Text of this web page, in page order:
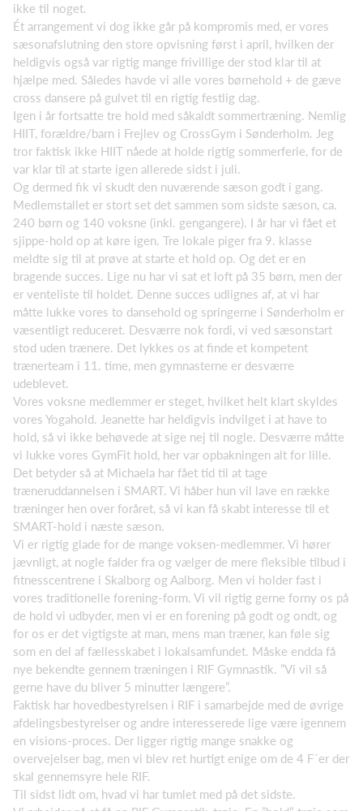
ikke til noget.
Ét arrangement vi dog ikke går på kompromis med, er vores
sæsonafslutning den store opvisning først i april, hvilken der
heldigvis også var rigtig mange frivillige der stod klar til at
hjælpe med. Således havde vi alle vores børnehold + de gæve
cross dansere på gulvet til en rigtig festlig dag.
Igen i år fortsatte tre hold med såkaldt sommertræning. Nemlig
HIIT, forældre/barn i Frejlev og CrossGym i Sønderholm. Jeg
tror faktisk ikke HIIT nåede at holde rigtig sommerferie, for de
var klar til at starte igen allerede sidst i juli.
Og dermed fik vi skudt den nuværende sæson godt i gang.
Medlemstallet er stort set det sammen som sidste sæson, ca.
240 børn og 140 voksne (inkl. gengangere). I år har vi fået et
sjippe-hold op at køre igen. Tre lokale piger fra 9. klasse
meldte sig til at prøve at starte et hold op. Og det er en
bragende succes. Lige nu har vi sat et loft på 35 børn, men der
er venteliste til holdet. Denne succes udlignes af, at vi har
måtte lukke vores to dansehold og springerne i Sønderholm er
væsentligt reduceret. Desværre nok fordi, vi ved sæsonstart
stod uden trænere. Det lykkes os at finde et kompetent
trænerteam i 11. time, men gymnasterne er desværre
udeblevet.
Vores voksne medlemmer er steget, hvilket helt klart skyldes
vores Yogahold. Jeanette har heldigvis indvilget i at have to
hold, så vi ikke behøvede at sige nej til nogle. Desværre måtte
vi lukke vores GymFit hold, her var opbakningen alt for lille.
Det betyder så at Michaela har fået tid til at tage
træneruddannelsen i SMART. Vi håber hun vil lave en række
træninger hen over foråret, så vi kan få skabt interesse til et
SMART-hold i næste sæson.
Vi er rigtig glade for de mange voksen-medlemmer. Vi hører
jævnligt, at nogle falder fra og vælger de mere fleksible tilbud i
fitnesscentrene i Skalborg og Aalborg. Men vi holder fast i
vores traditionelle forening-form. Vi vil rigtig gerne forny os på
de hold vi udbyder, men vi er en forening på godt og ondt, og
for os er det vigtigste at man, mens man træner, kan føle sig
som en del af fællesskabet i lokalsamfundet. Måske endda få
nye bekendte gennem træningen i RIF Gymnastik. ”Vi vil så
gerne have du bliver 5 minutter længere”.
Faktisk har hovedbestyrelsen i RIF i samarbejde med de øvrige
afdelingsbestyrelser og andre interesserede lige være igennem
en visions-proces. Der ligger rigtig mange snakke og
overvejelser bag, men vi blev ret hurtigt enige om de 4 F´er der
skal gennemsyre hele RIF.
Til sidst lidt om, hvad vi har tumlet med på det sidste.